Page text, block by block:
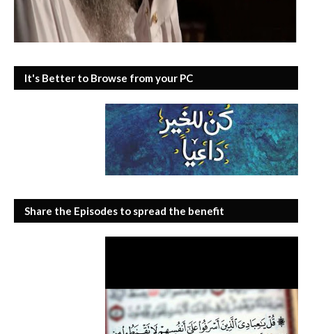
It's Better to Browse from your PC
Share the Episodes to spread the benefit